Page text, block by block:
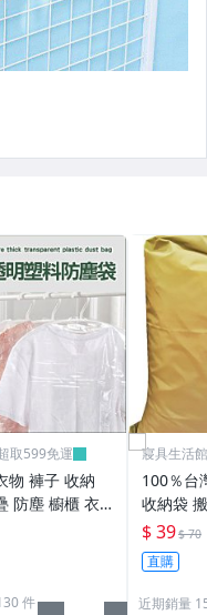
取599免運
物 褲子 收納
防塵 櫥櫃 衣
明塑料【L09
件
寢具生活館
100％台
收納袋
大容量
$ 39$ 70
直購
近期銷量